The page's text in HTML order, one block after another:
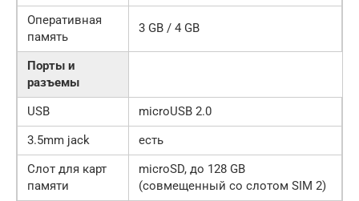
Оперативная
память
3 GB / 4 GB
Порты и
разъемы
USB
microUSB 2.0
3.5mm jack
есть
Слот для карт
памяти
microSD, до 128 GB
(совмещенный со слотом SIM 2)